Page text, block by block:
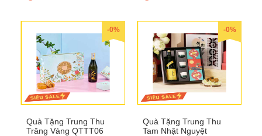
-0%
Quà Tặng Trung Thu
Trăng Vàng QTTT06
-0%
Quà Tặng Trung Thu
Tam Nhật Nguyệt